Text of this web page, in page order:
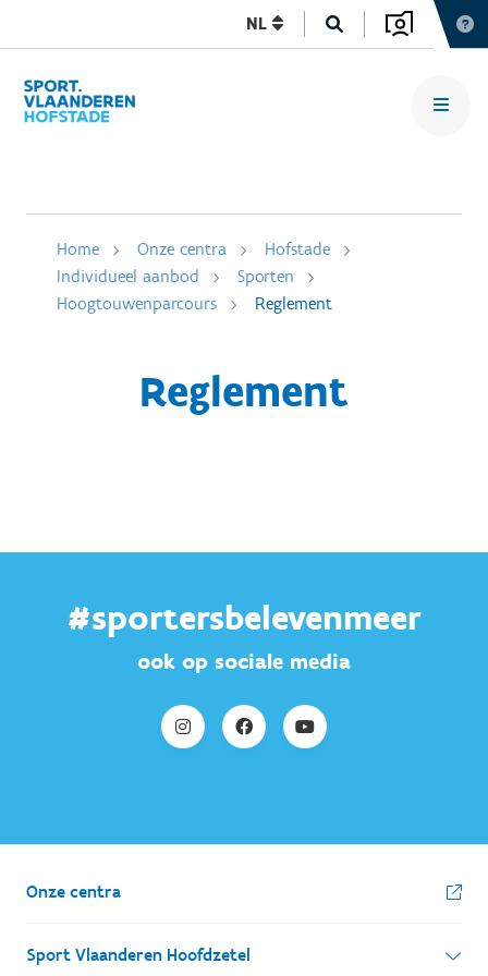
NL
Home Onze centra
Hofstade
Individueel aanbod
Sporten
Hoogtouwenparcours
Reglement
Reglement
#sportersbelevenmeer
ook op sociale media
Onze centra
Sport Vlaanderen Hoofdzetel